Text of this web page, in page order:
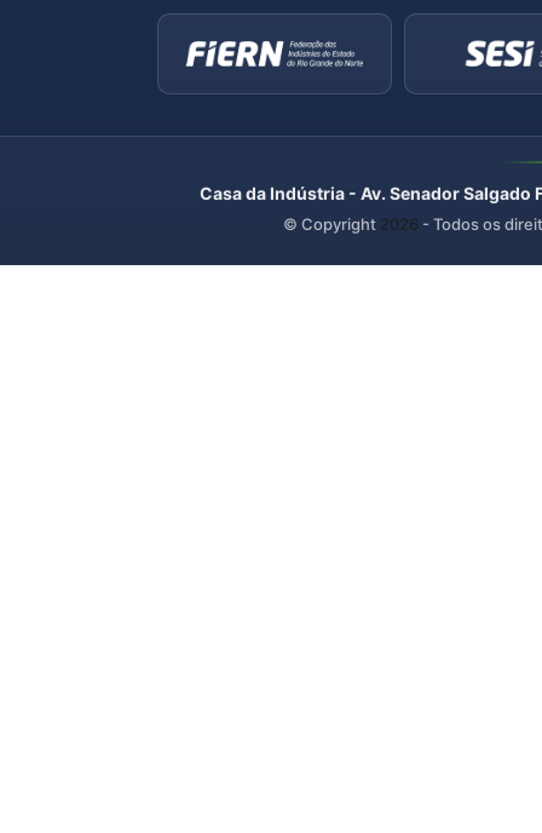
Casa da Indústria - Av. Senador
© Copyright 2026 - Todos os